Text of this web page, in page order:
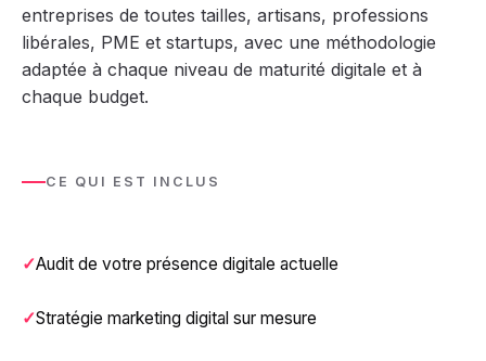
entreprises de toutes tailles, artisans, professions
libérales, PME et startups, avec une méthodologie
adaptée à chaque niveau de maturité digitale et à
chaque budget.
CE QUI EST INCLUS
Audit de votre présence digitale actuelle
Stratégie marketing digital sur mesure